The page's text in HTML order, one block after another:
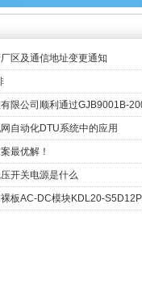
区及通信地址变更通知
限公司顺利通过GJB9001B-
自动化DTU系统中的应用
最优解！
开关电源是什么
板AC-DC模块KDL20-